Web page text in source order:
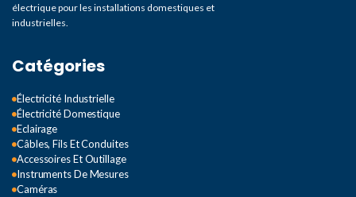
électrique pour les installations domestiques et
industrielles.
Catégories
Électricité Industrielle
Électricité Domestique
Eclairage
Câbles, Fils Et Conduites
Accessoires Et Outillage
Instruments De Mesures
Caméras